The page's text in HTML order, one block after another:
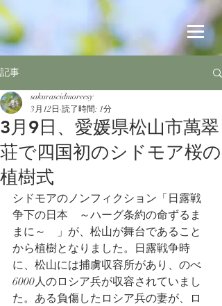
記事
3月9日、愛媛県松山市萬翠
荘で四国初のシドモア桜の
植樹式
sakurascidmoreesy
3月12日 読了時間: 1分
シドモアのノンフィクション「日露戦
争下の日本　～ハーグ条約の命ずるま
まに～　」が、松山が舞台であること
から植樹となりました。日露戦争時
に、松山には捕虜収容所があり、のべ
6000人のロシア兵が収容されていまし
た。ある負傷したロシア兵の妻が、ロ